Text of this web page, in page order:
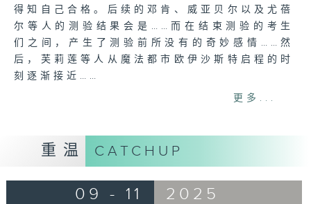
得知自己合格。后续的邓肯、威亚贝尔以及尤蓓
尔等人的测验结果会是……而在结束测验的考生
们之间，产生了测验前所没有的奇妙感情……然
后，芙莉莲等人从魔法都市欧伊沙斯特启程的时
刻逐渐接近……
更多...
重温 CATCHUP
09 - 11 2025